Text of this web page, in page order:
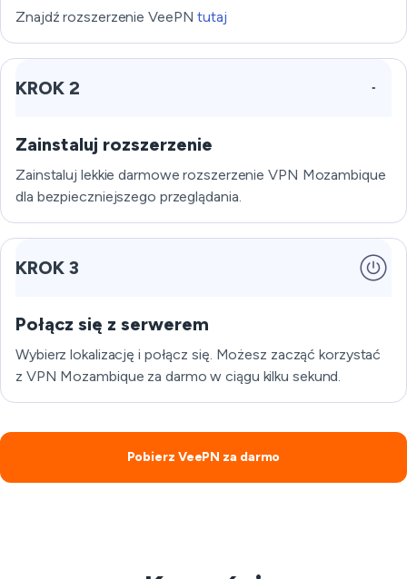
Znajdź rozszerzenie VeePNtutaj
KROK 2
Zainstaluj rozszerzenie
Zainstaluj lekkie darmowe rozszerzenie VPN Mozambique
dla bezpieczniejszego przeglądania.
KROK 3
Połącz się z serwerem
Wybierz lokalizację i połącz się. Możesz zacząć korzystać
z VPN Mozambique za darmo w ciągu kilku sekund.
Pobierz VeePN za darmo